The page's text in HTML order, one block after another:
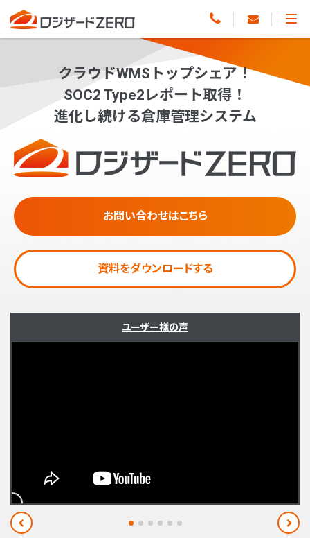
クラウドWMSトップシェア！
SOC2 Type2レポート取得！
進化し続ける倉庫管理システム
お問い合わせはこちら
資料をダウンロードする
ユーザー様の声